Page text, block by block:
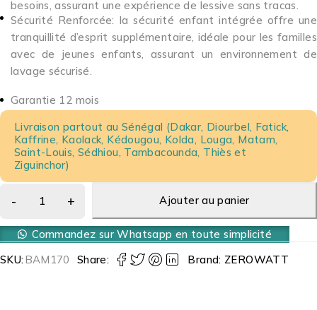
besoins, assurant une expérience de lessive sans tracas.
Sécurité Renforcée: la sécurité enfant intégrée offre une
tranquillité d’esprit supplémentaire, idéale pour les familles
avec de jeunes enfants, assurant un environnement de
lavage sécurisé.
Garantie 12 mois
Livraison partout au Sénégal (Dakar, Diourbel, Fatick,
Kaffrine, Kaolack, Kédougou, Kolda, Louga, Matam,
Saint-Louis, Sédhiou, Tambacounda, Thiès et
Ziguinchor)
Ajouter au panier
Commandez sur Whatsapp en toute simplicité
SKU:BAM170 Share: Brand: ZEROWATT